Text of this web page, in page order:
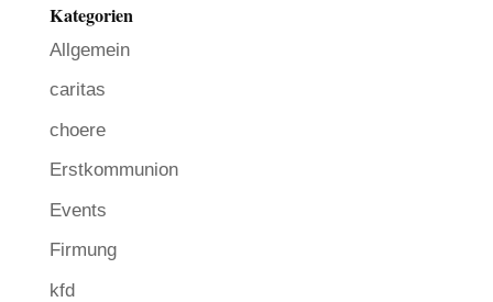
Kategorien
Allgemein
caritas
choere
Erstkommunion
Events
Firmung
kfd